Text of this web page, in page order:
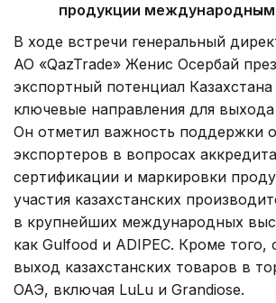
продукции
В ходе встречи генеральный
АО «QazTrade» Женис Осербай
экспортный потенциал
ключевые направления для
Он отметил важность поддержки
экспортеров в вопросах
сертификации и маркировки
участия казахстанских
в крупнейших международных
как Gulfood и ADIPEC. Кроме того,
выход казахстанских товаров в
ОАЭ, включая LuLu и Grandiose.